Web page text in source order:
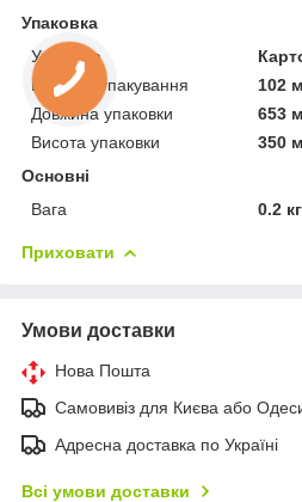
Упаковка
Упаковка
Ширина упакування
102
Довжина упаковки
653
Висота упаковки
350
Основні
Вага
0.2 кг
Приховати
Умови доставки
Нова Пошта
Самовивіз для Києва або
Адресна доставка по Україні
Всі умови доставки